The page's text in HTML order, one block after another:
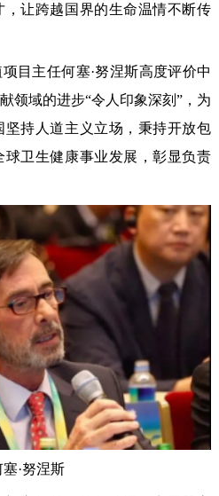
让跨越国界的生命温情不断传
目主任何塞·努涅斯高度评价中
领域的进步“令人印象深刻”，为
持人道主义立场，秉持开放包
卫生健康事业发展，彰显负责
·努涅斯